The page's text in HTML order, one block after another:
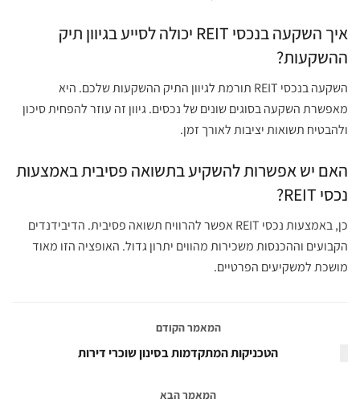
איך השקעה בנכסי REIT יכולה לסייע בגיוון תיק
ההשקעות?
השקעה בנכסי REIT תורמת לגיוון התיק ההשקעות שלכם. היא
מאפשרת השקעה בסוגים שונים של נכסים. גיוון זה עוזר להפחית סיכון
ולהבטיח תשואות יציבות לאורך זמן.
האם יש אפשרות להשקיע בתשואה פסיבית באמצעות
נכסי REIT?
כן, באמצעות נכסי REIT אפשר להרוויח תשואה פסיבית. הדיבידנדים
הקבועים וההכנסות משכירות מהווים יתרון גדול. האופציה הזו מאוד
מושכת למשקיעים הפרטיים.
המאמר הקודם
הטכניקות המתקדמות בסינון שוכרי דירות
המאמר הבא